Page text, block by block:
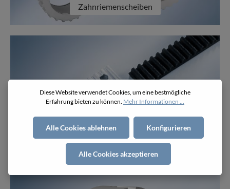
Zahnriemenscheiben
Klemmplatten
Diese Website verwendet Cookies, um eine bestmögliche
Erfahrung bieten zu können. Mehr Informationen ...
Alle Cookies ablehnen Konfigurieren
Alle Cookies akzeptieren